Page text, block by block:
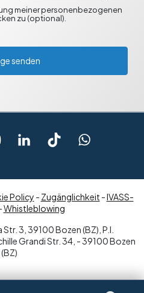
meiner personenbezogenen
zu (optional).
senden
Policy - Zugänglichkeit -IVASS-
Whistleblowing
3, 39100 Bozen (BZ), P.I.
Grandi Str. 34, - 39100 Bozen
(BZ)